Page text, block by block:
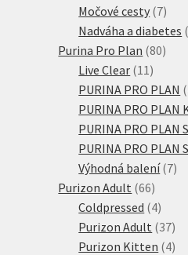
produkty
Močové cesty 77
Nadváha a diabetes
Purina Pro Plan 8080
Live Clear 11 11
PURINA PRO PLAN
PURINA PRO PLAN
PURINA PRO PLAN
PURINA PRO PLAN
Výhodná balení 77
Purizon Adult 6666
Coldpressed 44
Purizon Adult 3737
Purizon Kitten 44